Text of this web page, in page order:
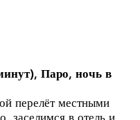
Паро, ночь в
перелёт местными
заселимся в отель и